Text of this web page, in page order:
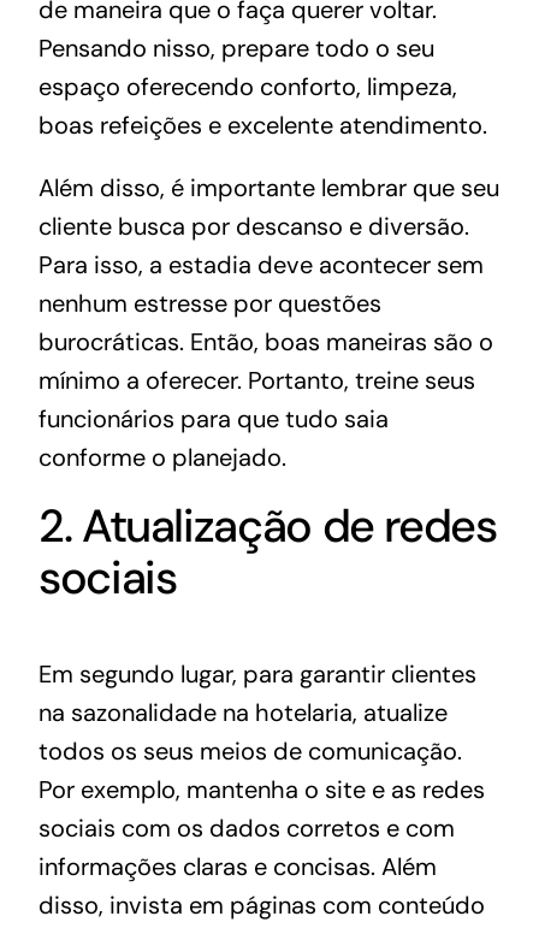
de maneira que o faça querer voltar.
Pensando nisso, prepare todo o seu
espaço oferecendo conforto, limpeza,
boas refeições e excelente atendimento.
Além disso, é importante lembrar que seu
cliente busca por descanso e diversão.
Para isso, a estadia deve acontecer sem
nenhum estresse por questões
burocráticas. Então, boas maneiras são o
mínimo a oferecer. Portanto, treine seus
funcionários para que tudo saia
conforme o planejado.
2. Atualização de redes
sociais
Em segundo lugar, para garantir clientes
na sazonalidade na hotelaria, atualize
todos os seus meios de comunicação.
Por exemplo, mantenha o site e as redes
sociais com os dados corretos e com
informações claras e concisas. Além
disso, invista em páginas com conteúdo